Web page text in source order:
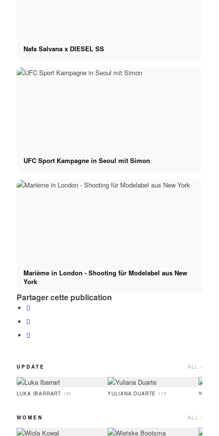
Nafa Salvana x DIESEL SS
UFC Sport Kampagne in Seoul mit Simon
Marième in London - Shooting für Modelabel aus New
York
Partager cette publication
UPDATE ALL ›
LUKA IBARRART 190 YULIANA DUARTE 179 YOO
WOMEN ALL ›